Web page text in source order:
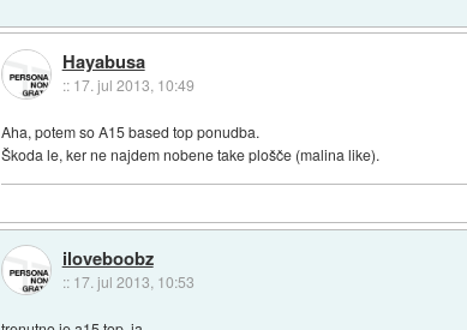
Hayabusa
:: 17. jul 2013, 10:49
Aha, potem so A15 based top ponudba.
Škoda le, ker ne najdem nobene take plošče (malina like).
iloveboobz
:: 17. jul 2013, 10:53